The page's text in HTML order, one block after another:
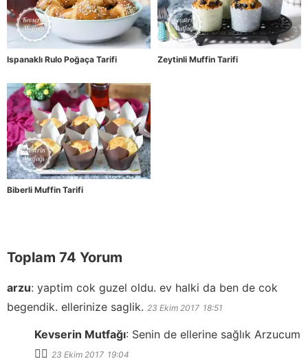
Ispanaklı Rulo Poğaça Tarifi Zeytinli Muffin Tarifi
Biberli Muffin Tarifi
Toplam 74 Yorum
arzu: yaptim cok guzel oldu. ev halki da ben de cok
begendik. ellerinize saglik. 23 Ekim 2017 18:51
Kevserin Mutfağı: Senin de ellerine sağlık Arzucum
👍🏻 23 Ekim 2017 19:04